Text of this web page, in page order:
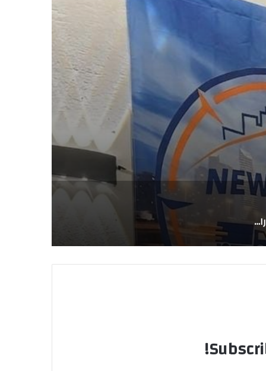
مؤسسة الماسة الفريدة للسيارات.. خبرة متراكمة ورؤية متجددة في استيراد السيارات الكورية